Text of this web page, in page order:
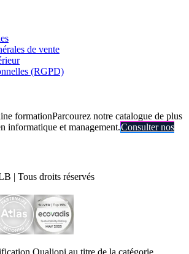
de vente
(RGPD)
formationParcourez notre catalogue de plus
informatique et management.Consulter nos
| Tous droits réservés
Qualiopi au titre de la catégorie